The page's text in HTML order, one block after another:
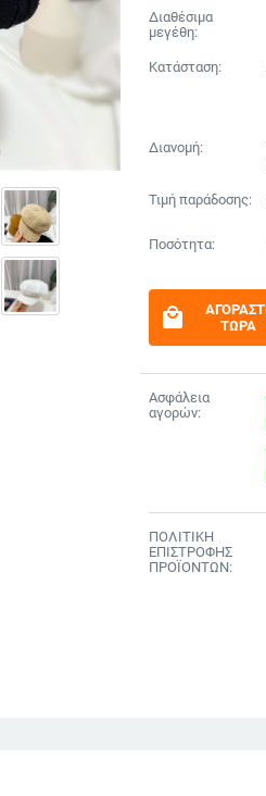
Διαθέσιμα
μεγέθη:
Κατάσταση:
Διανομή:
Τιμή παράδοσης:
Ποσότητα:
local_mall
ΤΏΡΑ
Ασφάλεια
αγορών:
ΠΟΛΙΤΙΚΗ
ΕΠΙΣΤΡΟΦΗΣ
ΠΡΟΪΟΝΤΩΝ: